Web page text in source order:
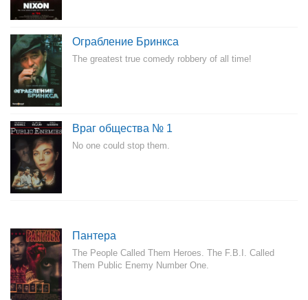
Ограбление Бринкса
The greatest true comedy robbery of all time!
Враг общества № 1
No one could stop them.
Пантера
The People Called Them Heroes. The F.B.I. Called
Them Public Enemy Number One.